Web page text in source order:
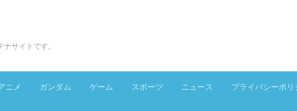
サイトです。
ニメ ガンダム ゲーム スポーツ ニュース プライバシーポリ